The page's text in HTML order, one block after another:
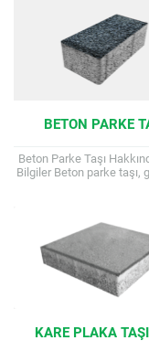
BETON PARKE
Beton Parke Taşı
Bilgiler Beton parke taşı,
KARE PLAKA